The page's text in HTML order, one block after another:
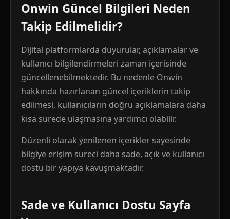
Onwin Güncel Bilgileri Neden
Takip Edilmelidir?
Dijital platformlarda duyurular, açıklamalar ve
kullanıcı bilgilendirmeleri zaman içerisinde
güncellenebilmektedir. Bu nedenle Onwin
hakkında hazırlanan güncel içeriklerin takip
edilmesi, kullanıcıların doğru açıklamalara daha
kısa sürede ulaşmasına yardımcı olabilir.
Düzenli olarak yenilenen içerikler sayesinde
bilgiye erişim süreci daha sade, açık ve kullanıcı
dostu bir yapıya kavuşmaktadır.
Sade ve Kullanıcı Dostu Sayfa